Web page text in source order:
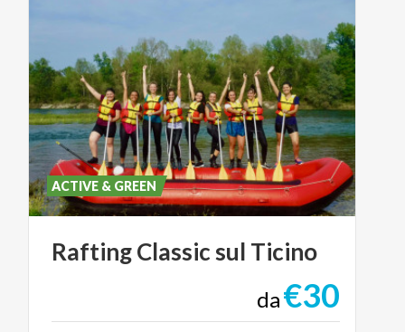
RaftingClassic sul Ticino
ACTIVE & GREEN
da€30